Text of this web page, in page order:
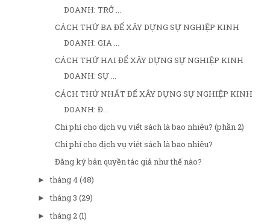
DOANH: TRỞ ...
CÁCH THỨ BA ĐỂ XÂY DỰNG SỰ NGHIỆP KINH
DOANH: GIA ...
CÁCH THỨ HAI ĐỂ XÂY DỰNG SỰ NGHIỆP KINH
DOANH: SỰ ...
CÁCH THỨ NHẤT ĐỂ XÂY DỰNG SỰ NGHIỆP KINH
DOANH: Đ...
Chi phí cho dịch vụ viết sách là bao nhiêu? (phần 2)
Chi phí cho dịch vụ viết sách là bao nhiêu?
Đăng ký bản quyền tác giả như thế nào?
►tháng 4(48)
►tháng 3 (29)
►tháng 2(1)